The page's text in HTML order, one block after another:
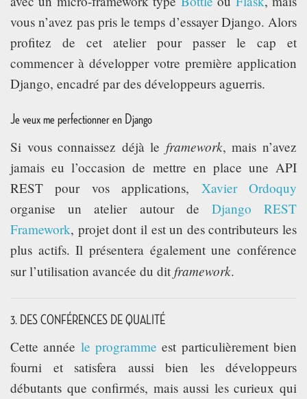
vous n’avez pas pris le temps d’essayer Django. Alors
profitez de cet atelier pour passer le cap et
commencer à développer votre première application
Django, encadré par des développeurs aguerris.
Je veux me perfectionner en Django
Si vous connaissez déjà le framework, mais n’avez
jamais eu l’occasion de mettre en place une API
REST pour vos applications, Xavier Ordoquy
organise un atelier autour de Django REST
Framework, projet dont il est un des contributeurs les
plus actifs. Il présentera également une conférence
sur l’utilisation avancée du dit framework.
3. DES CONFÉRENCES DE QUALITÉ
Cette année le programme est particulièrement bien
fourni et satisfera aussi bien les développeurs
débutants que confirmés, mais aussi les curieux qui